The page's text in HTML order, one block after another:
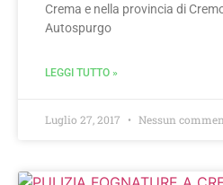
Crema e nella provincia di
Autospurgo
LEGGI TUTTO »
Luglio 27, 2017 Nessun